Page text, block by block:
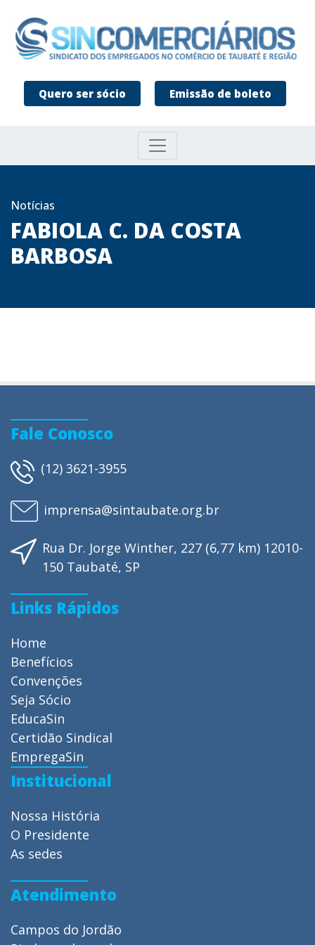
Quero ser sócio Emissão de boleto
Notícias
FABIOLA C. DA COSTA
BARBOSA
Fale Conosco
(12) 3621-3955
imprensa@sintaubate.org.br
Rua Dr. Jorge Winther, 227 (6,77 km) 12010-
150 Taubaté, SP
Links Rápidos
Home
Benefícios
Convenções
Seja Sócio
EducaSin
Certidão Sindical
EmpregaSin
Institucional
Nossa História
O Presidente
As sedes
Atendimento
Campos do Jordão